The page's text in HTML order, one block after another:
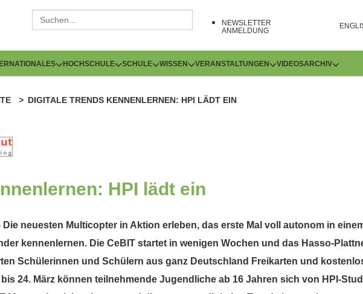
NEWSLETTER
ANMELDUNG
HOCHSCHULE SCHULE WISSEN VERANSTALTUNGEN VIDEOSARCHIV
DIGITALE TRENDS KENNENLERNEN: HPI LÄDT EIN
HPI lädt ein
Die neuesten Multicopter in Aktion erleben, das erste Mal voll autonom in
kennenlernen. Die CeBIT startet in wenigen Wochen und das Hasso-
Schülerinnen und Schülern aus ganz Deutschland Freikarten und
24. März können teilnehmende Jugendliche ab 16 Jahren sich von HPI-